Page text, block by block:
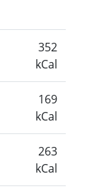
352
kCal
169
kCal
263
kCal